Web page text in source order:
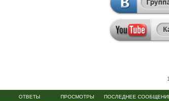
ОТВЕТЫ ПРОСМОТРЫ ПОСЛЕДНЕЕ